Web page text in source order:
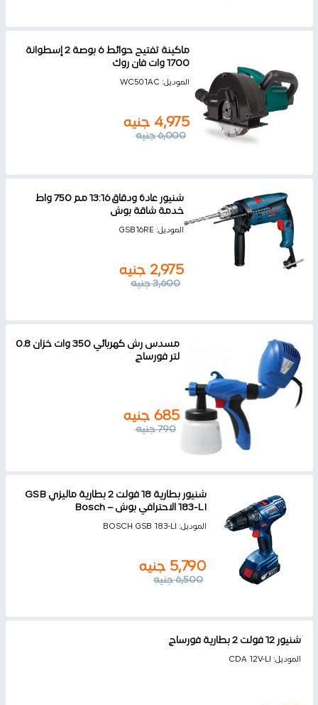
ماكينة تفتيح حوائط 6 بوصة 2 إسطوانة
1700 وات فان روك
الموديل: WC501AC
4,975 جنيه
6,000 جنيه
شنيور عادة ودقاق 13:16 مم 750 واط
خدمة شاقة بوش
الموديل: GSB16RE
2,975 جنيه
3,600 جنيه
مسدس رش كهربائي 350 وات خزان 0.8
لتر فورساج
685 جنيه
790 جنيه
شنيور بطارية 18 فولت 2 بطارية ماليزي GSB
183-LI الاحترافي بوش – Bosch
الموديل: BOSCH GSB 183-LI
5,790 جنيه
6,500 جنيه
شنيور 12 فولت 2 بطارية فورساج
الموديل: CDA 12V-LI